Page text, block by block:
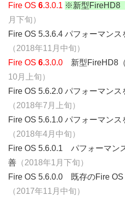
Fire OS 6.3.0.1 ※新型FireHD8
月下旬）
Fire OS 5.3.6.4 パフォーマン
（2018年11月中旬）
Fire OS 6.3.0.0 新型FireHD8
10月上旬）
Fire OS 5.6.2.0 パフォーマン
（2018年7月上旬）
Fire OS 5.6.1.0 パフォーマン
（2018年4月中旬）
Fire OS 5.6.0.1 パフォーマン
善 （2018年1月下旬）
Fire OS 5.6.0.0 既存のFire OS
（2017年11月中旬）